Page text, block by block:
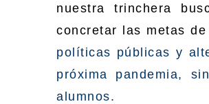
nuestra trinchera
concretar las metas
políticas públicas y
próxima pandemia,
alumnos.